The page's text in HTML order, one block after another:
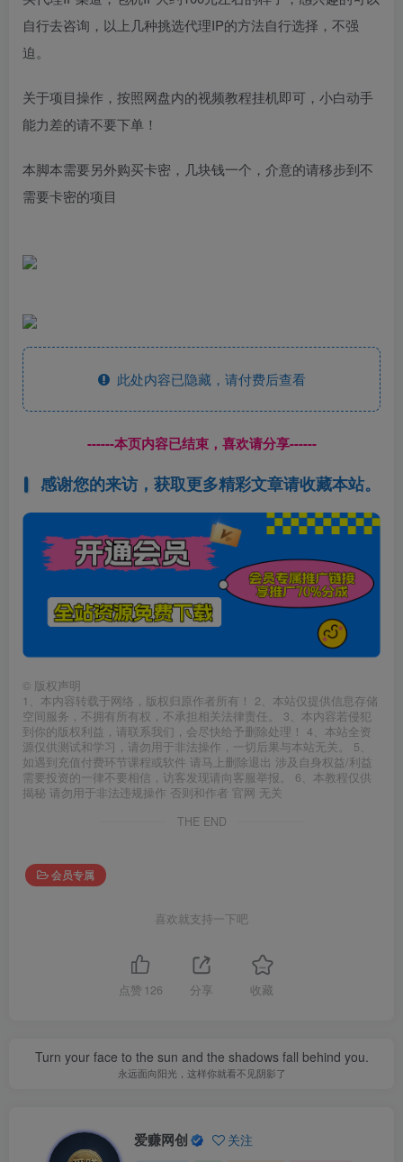
自行去咨询，以上几种挑选代理IP的方法自行选择，不强
迫。
关于项目操作，按照网盘内的视频教程挂机即可，小白动手
能力差的请不要下单！
本脚本需要另外购买卡密，几块钱一个，介意的请移步到不
需要卡密的项目
此处内容已隐藏，请付费后查看
------本页内容已结束，喜欢请分享------
感谢您的来访，获取更多精彩文章请收藏本站。
© 版权声明
1、本内容转载于网络，版权归原作者所有！ 2、本站仅提供信息存储
空间服务，不拥有所有权，不承担相关法律责任。 3、本内容若侵犯
到你的版权利益，请联系我们，会尽快给予删除处理！ 4、本站全资
源仅供测试和学习，请勿用于非法操作，一切后果与本站无关。 5、
如遇到充值付费环节课程或软件 请马上删除退出 涉及自身权益/利益
需要投资的一律不要相信，访客发现请向客服举报。 6、本教程仅供
揭秘 请勿用于非法违规操作 否则和作者 官网 无关
THE END
会员专属
喜欢就支持一下吧
点赞 126 分享 收藏
Turn your face to the sun and the shadows fall behind you.
永远面向阳光，这样你就看不见阴影了
爱赚网创 关注